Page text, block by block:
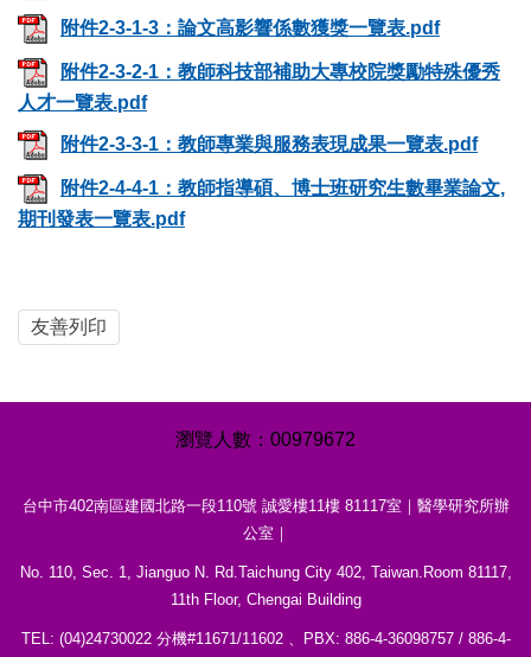
附件2-3-1-3：論文高影響係數獲獎一覽表.pdf
附件2-3-2-1：教師科技部補助大專校院獎勵特殊優秀
人才一覽表.pdf
附件2-3-3-1：教師專業與服務表現成果一覽表.pdf
附件2-4-4-1：教師指導碩、博士班研究生數畢業論文,
期刊發表一覽表.pdf
友善列印
00979672
台中市402南區建國北路一段110號 誠愛樓11樓 81117室｜醫學研究所辦
公室｜
No. 110, Sec. 1, Jianguo N. Rd.Taichung City 402, Taiwan.Room 81117,
11th Floor, Chengai Building
TEL: (04)24730022 分機#11671/11602 、PBX: 886-4-36098757 / 886-4-